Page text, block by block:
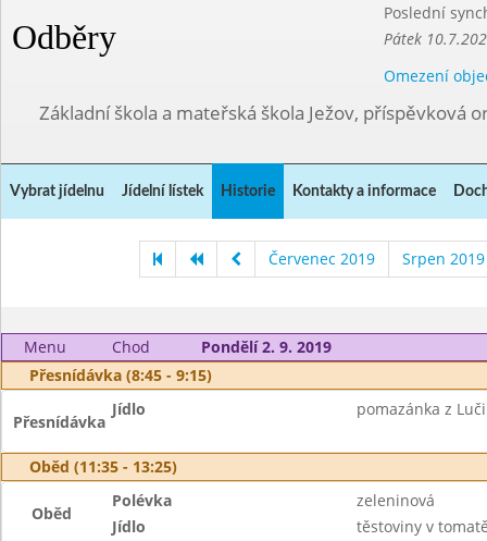
Odběry
Poslední
Pátek
Omezení
Základní škola a mateřská škola Ježov, příspěvková
Vybrat jídelnu Jídelní lístek Historie Kontakty a informace
Červenec 2019 Srpen 2019
Menu Chod
Pondělí 2. 9. 2019
Přesnídávka (8:45 - 9:15)
Přesnídávka
Jídlo pomazánka z
Oběd (11:35 - 13:25)
Oběd
Polévka
zeleninová
Jídlo
těstoviny v